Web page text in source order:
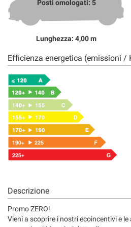
Posti omologati: 5
Lunghezza: 4,00 m
Efficienza energetica (emissioni /
Descrizione
Promo ZERO!
Vieni a scoprire i nostri ecoincentivi e